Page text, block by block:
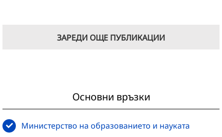
ЗАРЕДИ ОЩЕ ПУБЛИКАЦИИ
Основни връзки
Министерство на образованието и науката